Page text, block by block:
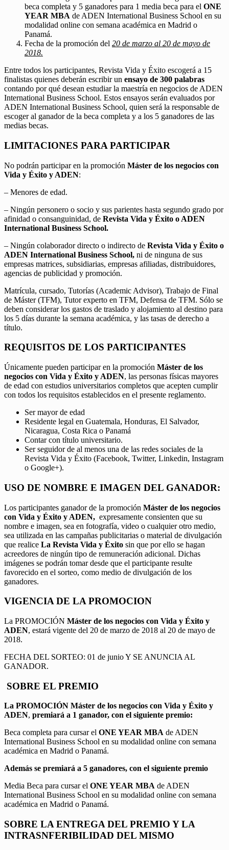
beca completa y 5 ganadores para 1 media beca para el ONE
YEAR MBA de ADEN International Business School en su
modalidad online con semana académica en Madrid o
Panamá.
Fecha de la promoción del 20 de marzo al 20 de mayo de
2018.
Entre todos los participantes, Revista Vida y Éxito escogerá a 15
finalistas quienes deberán escribir un ensayo de 300 palabras
contando por qué desean estudiar la maestría en negocios de ADEN
International Business School. Estos ensayos serán evaluados por
ADEN International Business School, quien será la responsable de
escoger al ganador de la beca completa y a los 5 ganadores de las
medias becas.
LIMITACIONES PARA PARTICIPAR
No podrán participar en la promoción Máster de los negocios con
Vida y Éxito y ADEN:
– Menores de edad.
– Ningún personero o socio y sus parientes hasta segundo grado por
afinidad o consanguinidad, de Revista Vida y Éxito o ADEN
International Business School.
– Ningún colaborador directo o indirecto de Revista Vida y Éxito o
ADEN International Business School, ni de ninguna de sus
empresas matrices, subsidiarias, empresas afiliadas, distribuidores,
agencias de publicidad y promoción.
Matrícula, cursado, Tutorías (Academic Advisor), Trabajo de Final
de Máster (TFM), Tutor experto en TFM, Defensa de TFM. Sólo se
deben considerar los gastos de traslado y alojamiento al destino para
los 5 días durante la semana académica, y las tasas de derecho a
título.
REQUISITOS DE LOS PARTICIPANTES
Únicamente pueden participar en la promoción Máster de los
negocios con Vida y Éxito y ADEN, las personas físicas mayores
de edad con estudios universitarios completos que acepten cumplir
con todos los requisitos establecidos en el presente reglamento.
Ser mayor de edad
Residente legal en Guatemala, Honduras, El Salvador,
Nicaragua, Costa Rica o Panamá
Contar con título universitario.
Ser seguidor de al menos una de las redes sociales de la
Revista Vida y Éxito (Facebook, Twitter, Linkedin, Instagram
o Google+).
USO DE NOMBRE E IMAGEN DEL GANADOR:
Los participantes ganador de la promoción Máster de los negocios
con Vida y Éxito y ADEN, expresamente consienten que su
nombre e imagen, sea en fotografía, video o cualquier otro medio,
sea utilizada en las campañas publicitarias o material de divulgación
que realice La Revista Vida y Éxito sin que por ello se hagan
acreedores de ningún tipo de remuneración adicional. Dichas
imágenes se podrán tomar desde que el participante resulte
favorecido en el sorteo, como medio de divulgación de los
ganadores.
VIGENCIA DE LA PROMOCION
La PROMOCIÓN Máster de los negocios con Vida y Éxito y
ADEN, estará vigente del 20 de marzo de 2018 al 20 de mayo de
2018.
FECHA DEL SORTEO: 01 de junio Y SE ANUNCIA AL
GANADOR.
SOBRE EL PREMIO
La PROMOCIÓN Máster de los negocios con Vida y Éxito y
ADEN, premiará a 1 ganador, con el siguiente premio:
Beca completa para cursar el ONE YEAR MBA de ADEN
International Business School en su modalidad online con semana
académica en Madrid o Panamá.
Además se premiará a 5 ganadores, con el siguiente premio
Media Beca para cursar el ONE YEAR MBA de ADEN
International Business School en su modalidad online con semana
académica en Madrid o Panamá.
SOBRE LA ENTREGA DEL PREMIO Y LA
INTRASNFERIBILIDAD DEL MISMO